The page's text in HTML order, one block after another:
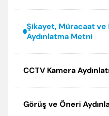
Şikayet, Müracaat ve
Aydınlatma Metni
CCTV Kamera
Görüş ve Öneri